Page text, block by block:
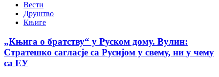
Вести
Друштво
Књиге
„Књига о братству“ у Руском дому. Вулин:
Стратешко сагласје са Русијом у свему, ни у чему
са ЕУ